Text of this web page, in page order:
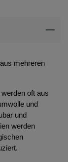
mehreren
oft aus
und
und
werden